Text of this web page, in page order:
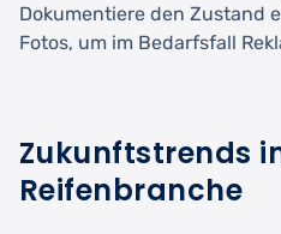
Dokumentiere den Zustand
Fotos, um im Bedarfsfall
Zukunftstrends
Reifenbranche